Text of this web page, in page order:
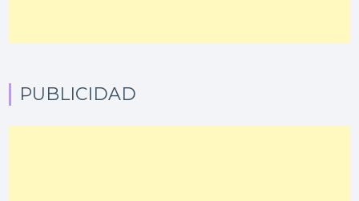
PUBLICIDAD